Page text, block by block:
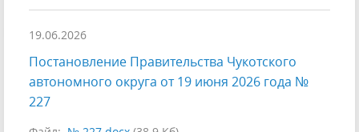
19.06.2026
Постановление Правительства Чукотского
автономного округа от 19 июня 2026 года №
227